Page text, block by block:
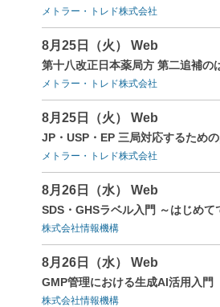
メトラー・トレド株式会社
8月25日（火） Web
第十八改正日本薬局方 第二追補
メトラー・トレド株式会社
8月25日（火） Web
JP・USP・EP 三局対応するため
メトラー・トレド株式会社
8月26日（水） Web
SDS・GHSラベル入門 ～はじめ
株式会社情報機構
8月26日（水） Web
GMP管理における生成AI活用入門
株式会社情報機構